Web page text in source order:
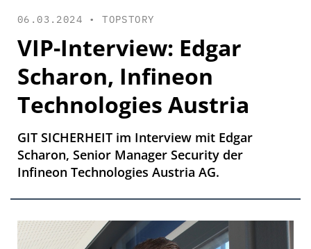
06.03.2024 •TOPSTORY
VIP-Interview: Edgar
Scharon, Infineon
Technologies Austria
GIT SICHERHEIT im Interview mit Edgar
Scharon, Senior Manager Security der
Infineon Technologies Austria AG.